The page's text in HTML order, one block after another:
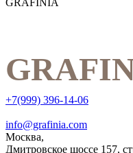
GRAFINIA
+7(999) 396-14-06
info@grafinia.com
Москва,
Дмитровское шоссе 157,